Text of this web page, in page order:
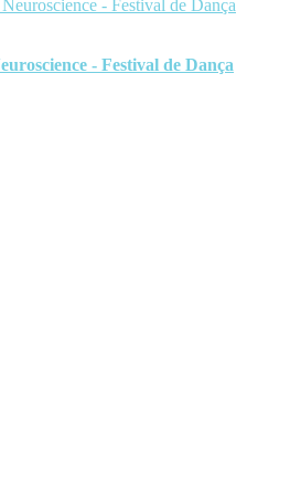
- Festival de Dança